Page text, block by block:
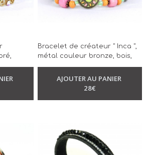
à la
Bracelet de créateur " Inca ",
métal couleur bronze, bois,
rose, vert, orange, sur
élastique, modèle unique,
réalisé à la main-
AJOUTER AU PANIER
28€